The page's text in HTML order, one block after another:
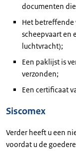
documenten
Het
scheepvaart en
luchtvracht);
Een paklijst is
verzonden;
Een certificaat
Siscomex
Verder heeft u een
voordat u de